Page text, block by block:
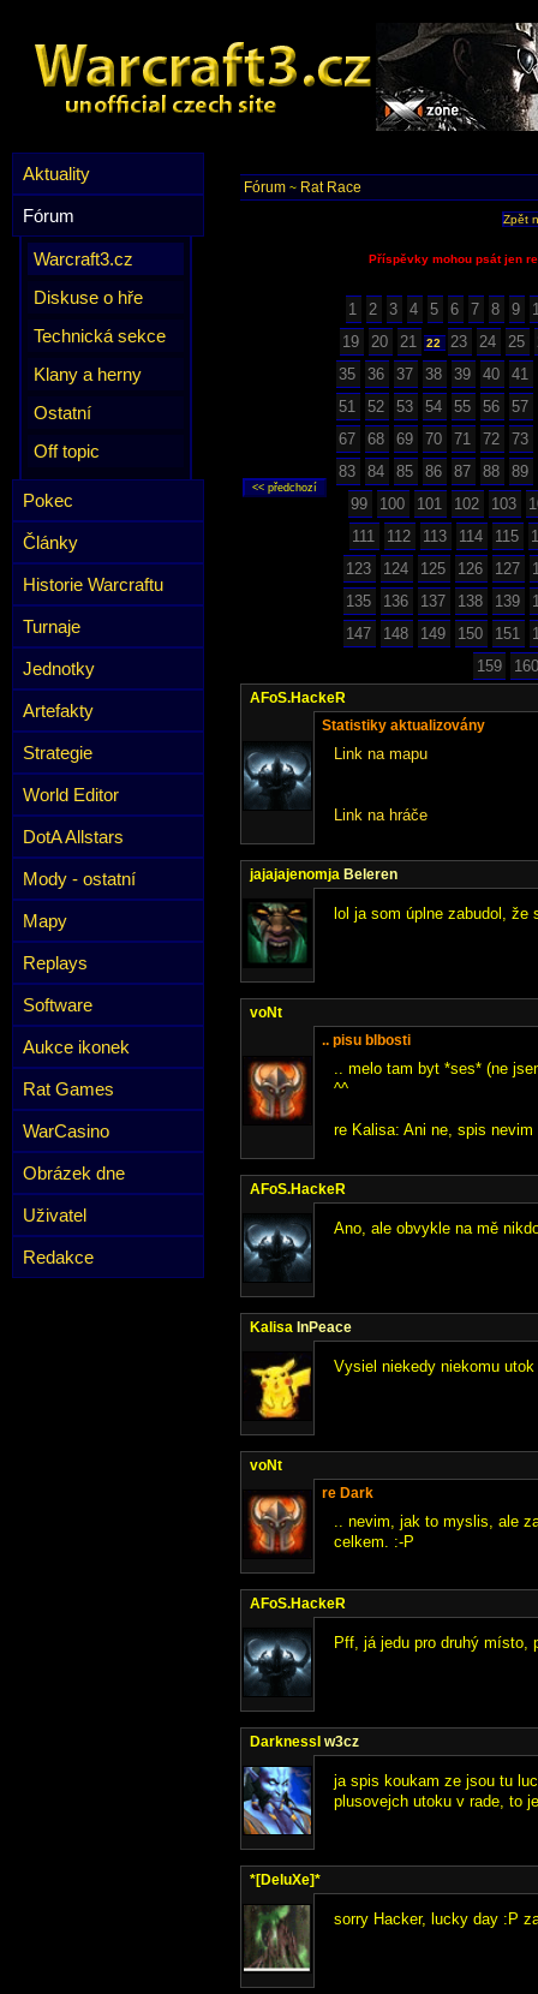
Aktuality
Fórum
Warcraft3.cz
Diskuse o hře
Technická sekce
Klany a herny
Ostatní
Off topic
Pokec
Články
Historie Warcraftu
Turnaje
Jednotky
Artefakty
Strategie
World Editor
DotA Allstars
Mody - ostatní
Mapy
Replays
Software
Aukce ikonek
Rat Games
WarCasino
Obrázek dne
Uživatel
Redakce
Fórum ~ Rat Race
Zpět
Příspěvky mohou psát jen
1 2 3 4 5 6 7 8 9
19
20 21 22 23 24 25
35
36 37 38 39 40
41
51
52 53 54 55 56
57
67
68 69 70 71 72
73
83
84 85 86 87 88
89
99
100 101 102 103
111
112 113 114 115
123
124 125 126 127
135
136 137 138 139
147
148 149 150 151
159
160
AFoS.HackeR
Statistiky aktualizovány
Link na mapu
Link na hráče
jajajajenomja Beleren
lol ja som úplne zabudol, že
voNt
.. pisu blbosti
.. melo tam byt *ses* (ne
^^
re Kalisa: Ani ne, spis nevim
AFoS.HackeR
Ano, ale obvykle na mě
Kalisa InPeace
Vysiel niekedy niekomu
voNt
re Dark
.. nevim, jak to myslis, ale
celkem. :-P
AFoS.HackeR
Pff, já jedu pro druhý místo,
DarknessI w3cz
ja spis koukam ze jsou tu
plusovejch utoku v rade, to
*[DeluXe]*
sorry Hacker, lucky day :P